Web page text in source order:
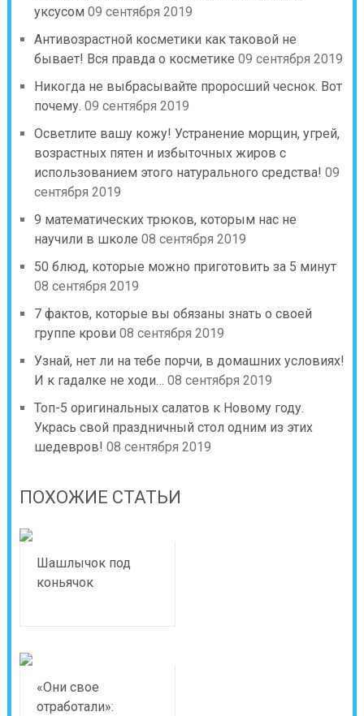
уксусом 09 сентября 2019
Антивозрастной косметики как таковой не
бывает! Вся правда о косметике 09 сентября 2019
Никогда не выбрасывайте проросший чеснок. Вот
почему. 09 сентября 2019
Осветлите вашу кожу! Устранение морщин, угрей,
возрастных пятен и избыточных жиров с
использованием этого натурального средства! 09
сентября 2019
9 математических трюков, которым нас не
научили в школе 08 сентября 2019
50 блюд, которые можно приготовить за 5 минут
08 сентября 2019
7 фактов, которые вы обязаны знать о своей
группе крови 08 сентября 2019
Узнай, нет ли на тебе порчи, в домашних условиях!
И к гадалке не ходи… 08 сентября 2019
Топ-5 оригинальных салатов к Новому году.
Укрась свой праздничный стол одним из этих
шедевров! 08 сентября 2019
ПОХОЖИЕ СТАТЬИ
Шашлычок под
коньячок
«Они свое
отработали»: